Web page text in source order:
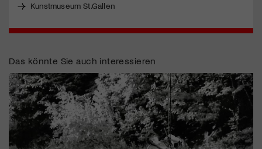
Kunstmuseum St.Gallen
Das könnte Sie auch interessieren